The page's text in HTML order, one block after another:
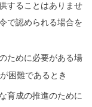
することはありませ
で認められる場合を
ために必要がある場
困難であるとき
育成の推進のために